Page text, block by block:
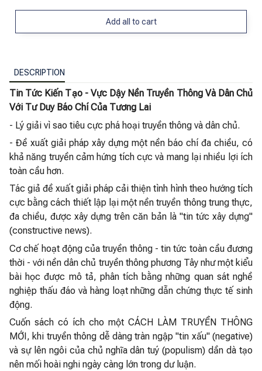
Add all to cart
DESCRIPTION
Tin Tức Kiến Tạo - Vực Dậy Nền Truyền Thông Và Dân Chủ
Với Tư Duy Báo Chí Của Tương Lai
- Lý giải vì sao tiêu cực phá hoại truyền thông và dân chủ.
- Đề xuất giải pháp xây dựng một nền báo chí đa chiều, có
khả năng truyền cảm hứng tích cực và mang lại nhiều lợi ích
toàn cầu hơn.
Tác giả đề xuất giải pháp cải thiện tình hình theo hướng tích
cực bằng cách thiết lập lại một nền truyền thông trung thực,
đa chiều, được xây dựng trên căn bản là "tin tức xây dựng"
(constructive news).
Cơ chế hoạt động của truyền thông - tin tức toàn cầu đương
thời - với nền dân chủ truyền thông phương Tây như một kiểu
bài học được mô tả, phân tích bằng những quan sát nghề
nghiệp thấu đáo và hàng loạt những dẫn chứng thực tế sinh
động.
Cuốn sách có ích cho một CÁCH LÀM TRUYỀN THÔNG
MỚI, khi truyền thông dễ dàng tràn ngập "tin xấu" (negative)
và sự lên ngôi của chủ nghĩa dân tuý (populism) dần dà tạo
nên mối hoài nghi ngày càng lớn trong dư luận.